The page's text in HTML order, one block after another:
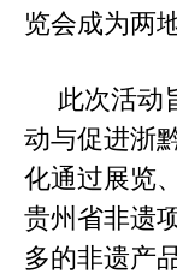
览会成为两
此次活动
动与促进浙
化通过展览
贵州省非遗
多的非遗产